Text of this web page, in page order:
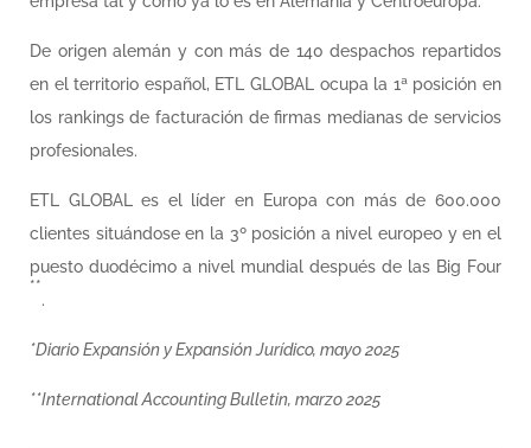
De origen alemán y con más de 140 despachos repartidos
en el territorio español, ETL GLOBAL ocupa la 1ª posición en
los rankings de facturación de firmas medianas de servicios
profesionales.
ETL GLOBAL es el líder en Europa con más de 600.000
clientes situándose en la 3º posición a nivel europeo y en el
puesto duodécimo a nivel mundial después de las Big Four
**
.
*Diario Expansión y Expansión Jurídico, mayo 2025
**International Accounting Bulletin, marzo 2025